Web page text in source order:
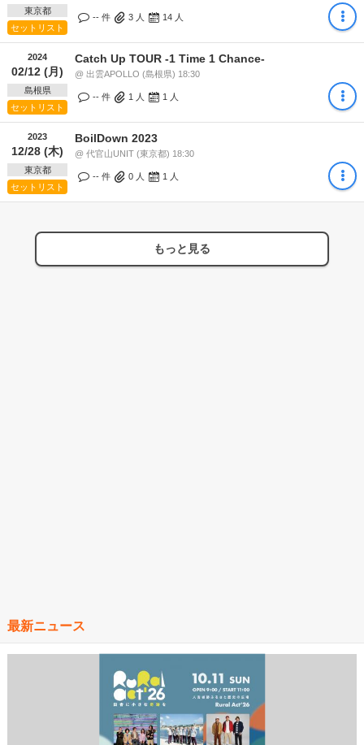
東京都
セットリスト
-- 件 3 人 14 人
2024
02/12 (月)
島根県
セットリスト
Catch Up TOUR -1 Time 1 Chance-
@ 出雲APOLLO (島根県) 18:30
-- 件 1 人 1 人
2023
12/28 (木)
東京都
セットリスト
BoilDown 2023
@ 代官山UNIT (東京都) 18:30
-- 件 0 人 1 人
もっと見る
最新ニュース